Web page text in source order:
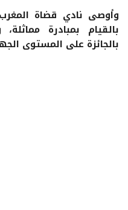
وأوصى نادي قضاة
بالقيام بمبادرة
بالجائزة على المستوى